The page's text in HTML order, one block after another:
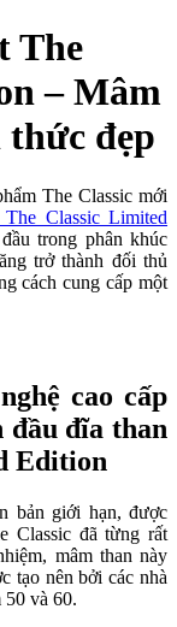
The
– Mâm
đẹp
The Classic mới
Classic Limited
trong phân khúc
trở thành đối thủ
cách cung cấp một
cao cấp
đầu đĩa than
Edition
bản giới hạn, được
Classic đã từng rất
mâm than này
tạo nên bởi các nhà
50 và 60.